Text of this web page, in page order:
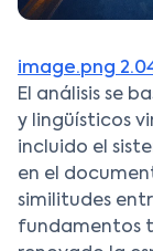
image.png
El análisis se
y lingüísticos
incluido el
en el
similitudes
fundamentos